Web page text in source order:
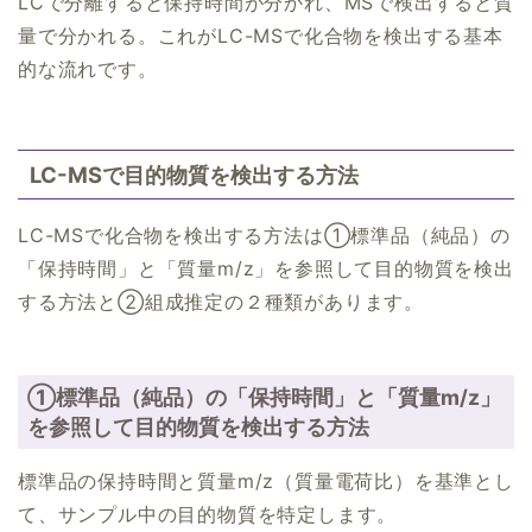
量で分かれる。これがLC-MSで化合物を検出する基本
的な流れです。
LC-MSで目的物質を検出する方法
LC-MSで化合物を検出する方法は①標準品（純品）の
「保持時間」と「質量m/z」を参照して目的物質を検出
する方法と②組成推定の２種類があります。
①標準品（純品）の「保持時間」と「質量m/z」
を参照して目的物質を検出する方法
標準品の保持時間と質量m/z（質量電荷比）を基準とし
て、サンプル中の目的物質を特定します。